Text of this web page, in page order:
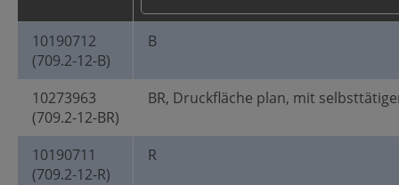
10190712
(709.2-12-B)
B
10273963
(709.2-12-BR)
BR, Druckfläche plan, mit
10190711
(709.2-12-R)
R